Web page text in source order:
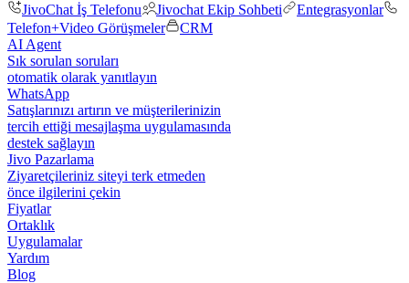
JivoChat İş Telefonu
Jivochat Ekip Sohbeti
Entegrasyonlar
Telefon+Video Görüşmeler
CRM
AI Agent
Sık sorulan soruları
otomatik olarak yanıtlayın
WhatsApp
Satışlarınızı artırın ve müşterilerinizin
tercih ettiği mesajlaşma uygulamasında
destek sağlayın
Jivo Pazarlama
Ziyaretçileriniz siteyi terk etmeden
önce ilgilerini çekin
Fiyatlar
Ortaklık
Uygulamalar
Yardım
Blog